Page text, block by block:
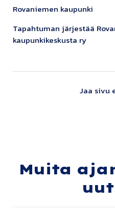
Rovaniemen kaupunki
Tapahtuman järjestää
kaupunkikeskusta ry
Jaa sivu
Muita